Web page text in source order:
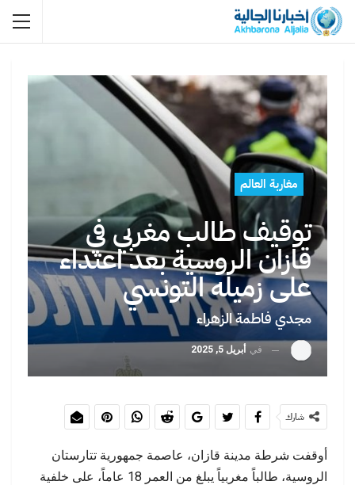
مغاربة العالم
توقيف طالب مغربي في
قازان الروسية بعد اعتداء
على زميله التونسي
مجدي فاطمة الزهراء
في أبريل 5, 2025
شارك
أوقفت شرطة مدينة قازان، عاصمة جمهورية تتارستان
الروسية، طالباً مغربياً يبلغ من العمر 18 عاماً، على خلفية